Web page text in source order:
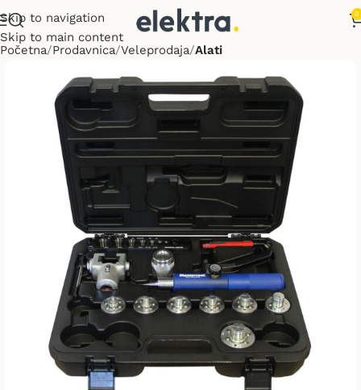
Skip to navigation
Skip to main content
0
Početna Prodavnica Veleprodaja Alati